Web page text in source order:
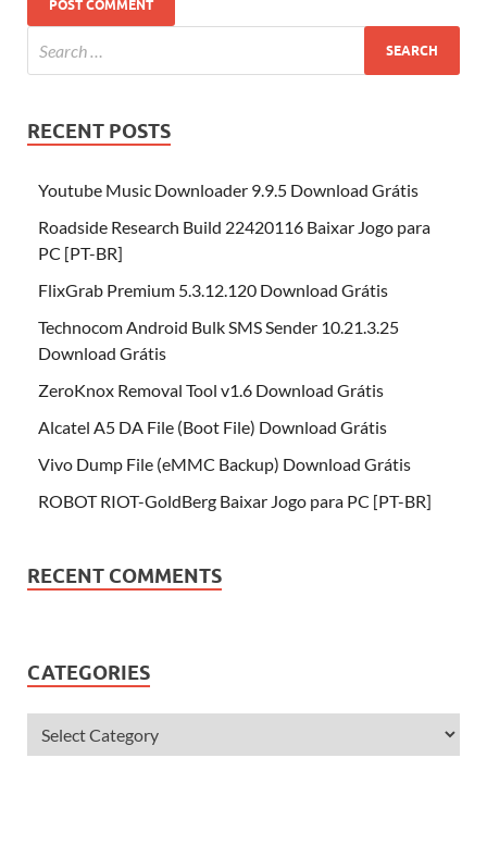
RECENT POSTS
Youtube Music Downloader 9.9.5 Download Grátis
Roadside Research Build 22420116 Baixar Jogo para
PC [PT-BR]
FlixGrab Premium 5.3.12.120 Download Grátis
Technocom Android Bulk SMS Sender 10.21.3.25
Download Grátis
ZeroKnox Removal Tool v1.6 Download Grátis
Alcatel A5 DA File (Boot File) Download Grátis
Vivo Dump File (eMMC Backup) Download Grátis
ROBOT RIOT-GoldBerg Baixar Jogo para PC [PT-BR]
RECENT COMMENTS
CATEGORIES